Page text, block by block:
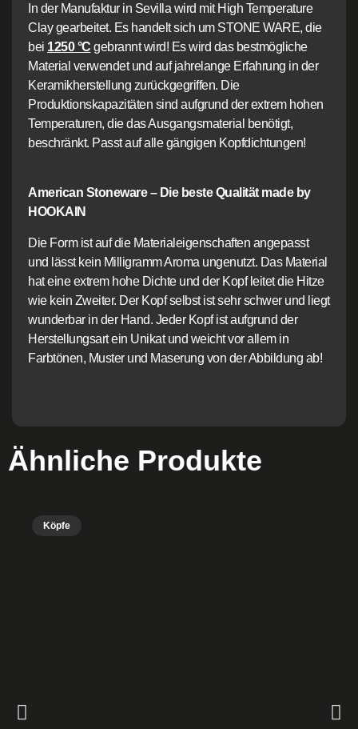
In der Manufaktur in Sevilla wird mit High Temperature
Clay gearbeitet. Es handelt sich um STONE WARE, die
bei 1250 °C gebrannt wird! Es wird das bestmögliche
Material verwendet und auf jahrelange Erfahrung in der
Keramikherstellung zurückgegriffen. Die
Produktionskapazitäten sind aufgrund der extrem hohen
Temperaturen, die das Ausgangsmaterial benötigt,
beschränkt. Passt auf alle gängigen Kopfdichtungen!
American Stoneware – Die beste Qualität made by
HOOKAIN
Die Form ist auf die Materialeigenschaften angepasst
und lässt kein Milligramm Aroma ungenutzt. Das Material
hat eine extrem hohe Dichte und der Kopf leitet die Hitze
wie kein Zweiter. Der Kopf selbst ist sehr schwer und liegt
wunderbar in der Hand. Jeder Kopf ist aufgrund der
Herstellungsart ein Unikat und weicht vor allem in
Farbtönen, Muster und Maserung von der Abbildung ab!
Ähnliche Produkte
Köpfe